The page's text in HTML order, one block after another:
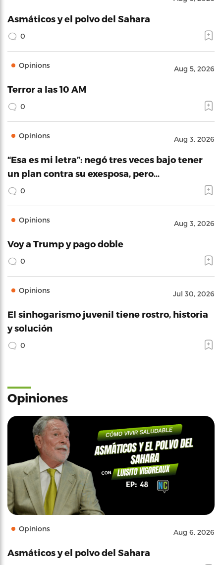
Asmáticos y el polvo del Sahara
0
Opinions Aug 5, 2026
Terror a las 10 AM
0
Opinions Aug 3, 2026
“Esa es mi letra”: negó tres veces bajo tener
un plan contra su exesposa, pero…
0
Opinions Aug 3, 2026
Voy a Trump y pago doble
0
Opinions Jul 30, 2026
El sinhogarismo juvenil tiene rostro, historia
y solución
0
Opiniones
Opinions Aug 6, 2026
Asmáticos y el polvo del Sahara